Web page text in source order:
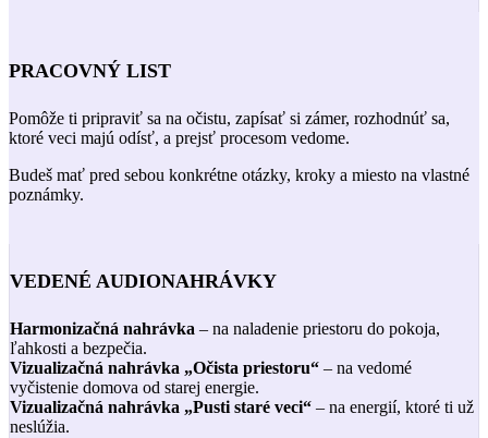
PRACOVNÝ LIST
Pomôže ti pripraviť sa na očistu, zapísať si zámer, rozhodnúť sa,
ktoré veci majú odísť, a prejsť procesom vedome.
Budeš mať pred sebou konkrétne otázky, kroky a miesto na vlastné
poznámky.
VEDENÉ AUDIONAHRÁVKY
Harmonizačná nahrávka – na naladenie priestoru do pokoja,
ľahkosti a bezpečia.
Vizualizačná nahrávka „Očista priestoru“ – na vedomé
vyčistenie domova od starej energie.
Vizualizačná nahrávka „Pusti staré veci“ – na energií, ktoré ti už
neslúžia.